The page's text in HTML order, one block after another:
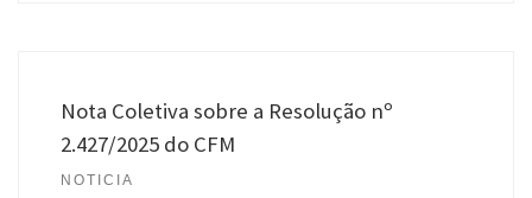
Nota Coletiva sobre a Resolução nº
2.427/2025 do CFM
NOTICIA